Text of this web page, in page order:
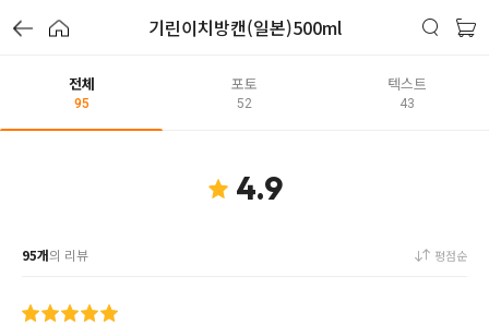
기린이치방캔(일본)500ml
전체
95
포토
52
텍스트
43
4.9
95개의 리뷰 평점순